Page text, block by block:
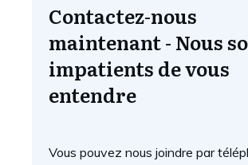
Contactez-nous
maintenant - Nous
impatients de vous
entendre
Vous pouvez nous joindre par